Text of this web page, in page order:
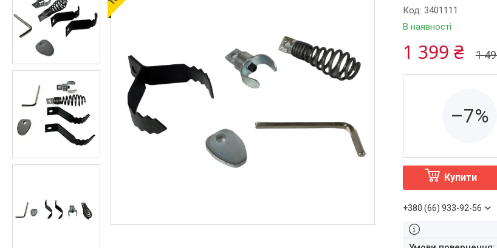
Обладнання для бетонних
підлог
Обладнання для прочищення
труб
Обладнання для прочистки
вентиляційних систем
Мийки високого тиску
Аксесуари для мийок високого
тиску
Інструменти PDR
Автохімчистка, детейлінг
Компресори та комплектуючі
Обладнання для СТО
В наявності
Код: 3401111
1
1 399 ₴
–7%
Купити
+380 (66) 933-92-56